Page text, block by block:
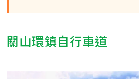
關山環鎮自行車道